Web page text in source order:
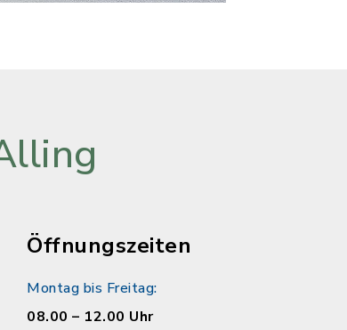
Öffnungszeiten
Montag bis Freitag:
08.00 – 12.00 Uhr